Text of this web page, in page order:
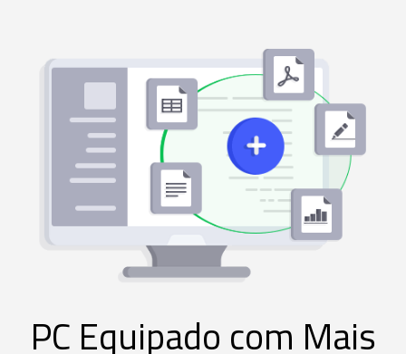
PC Equipado com Mais